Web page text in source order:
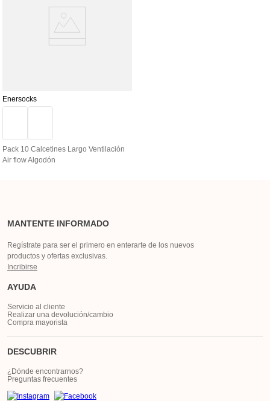
Enersocks
Pack 10 Calcetines Largo Ventilación
Air flow Algodón
MANTENTE INFORMADO
Regístrate para ser el primero en enterarte de los nuevos
productos y ofertas exclusivas.
Incribirse
AYUDA
Servicio al cliente
Realizar una devolución/cambio
Compra mayorista
DESCUBRIR
¿Dónde encontrarnos?
Preguntas frecuentes